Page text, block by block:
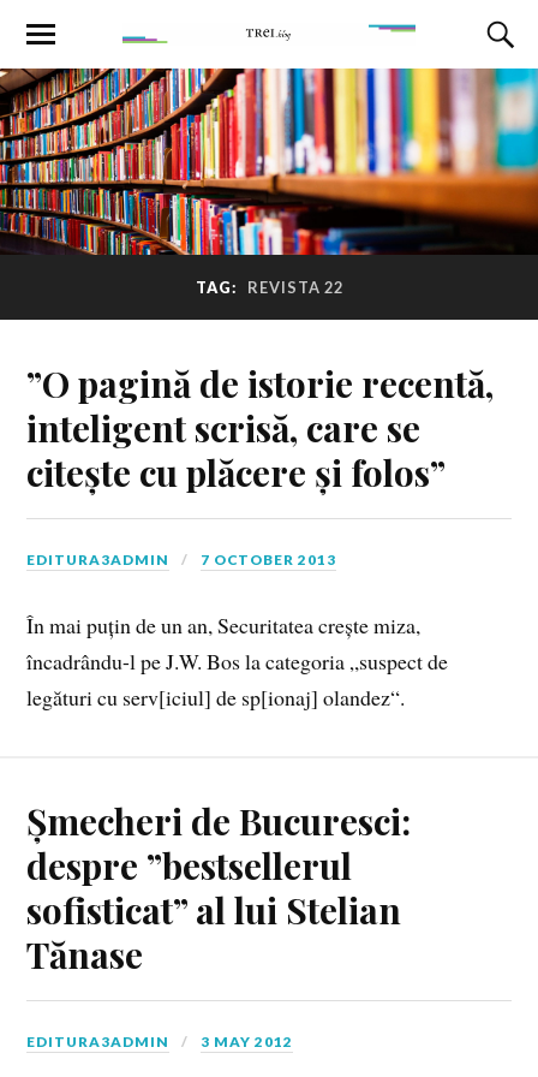
TAG: REVISTA 22
”O pagină de istorie recentă,
inteligent scrisă, care se
citește cu plăcere și folos”
EDITURA3ADMIN 7 OCTOBER 2013
În mai puțin de un an, Securitatea crește miza,
încadrându-l pe J.W. Bos la categoria „suspect de
legături cu serv[iciul] de sp[ionaj] olandez“.
Șmecheri de Bucuresci:
despre ”bestsellerul
sofisticat” al lui Stelian
Tănase
EDITURA3ADMIN 3 MAY 2012